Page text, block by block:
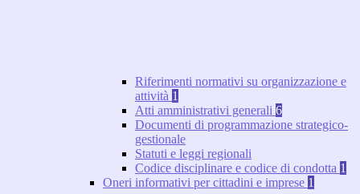
Riferimenti normativi su organizzazione e
attività 1
Atti amministrativi generali 6
Documenti di programmazione strategico-
gestionale
Statuti e leggi regionali
Codice disciplinare e codice di condotta 1
Oneri informativi per cittadini e imprese 1